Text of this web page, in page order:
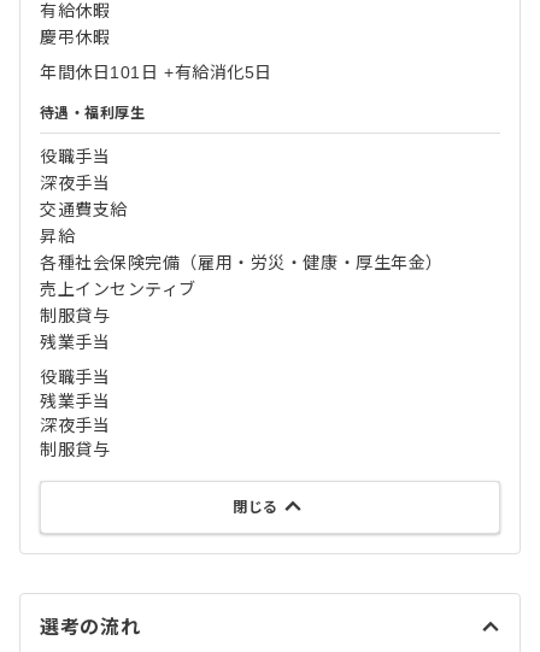
有給休暇
慶弔休暇
年間休日101日 +有給消化5日
待遇・福利厚生
役職手当
深夜手当
交通費支給
昇給
各種社会保険完備（雇用・労災・健康・厚生年金）
売上インセンティブ
制服貸与
残業手当
役職手当
残業手当
深夜手当
制服貸与
閉じる
選考の流れ